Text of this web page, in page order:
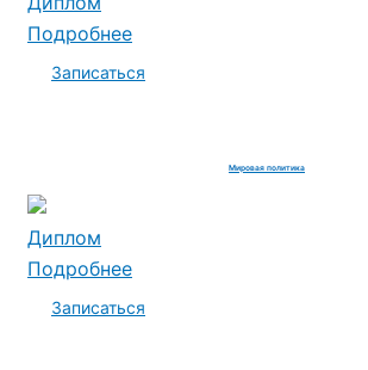
Подробнее
Записаться
Мировая политика
Диплом
Подробнее
Записаться